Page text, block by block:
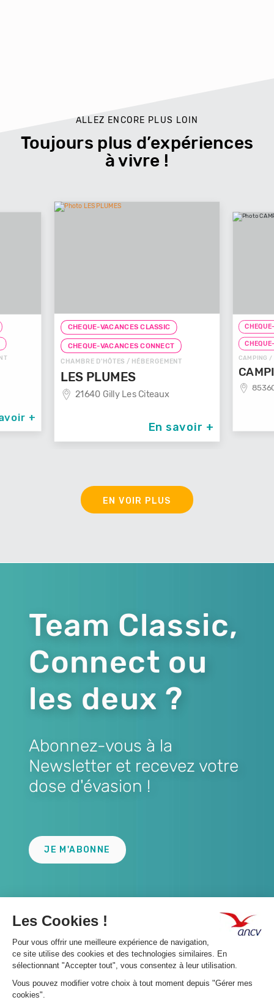
ALLEZ ENCORE PLUS LOIN
Toujours plus d’expériences
à vivre !
CHEQUE-VACANCES CLASSIC
CHEQUE-VACANCES CONNECT
CHAMBRE D'HÔTES / HÉBERGEMENT
LES PLUMES
21640 Gilly Les Citeaux
En savoir +
CHEQUE-
CHEQUE-
CAMPING /
CAMPING
85360 La
EN VOIR PLUS
Team Classic,
Connect ou
les deux ?
Abonnez-vous à la
Newsletter et recevez votre
dose d'évasion !
JE M'ABONNE